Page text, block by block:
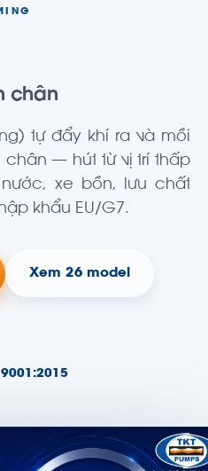
chân
tự đẩy khí ra và mồi
— hút từ vị trí thấp
xe bồn, lưu chất
khẩu EU/G7.
Xem 26 model
9001:2015